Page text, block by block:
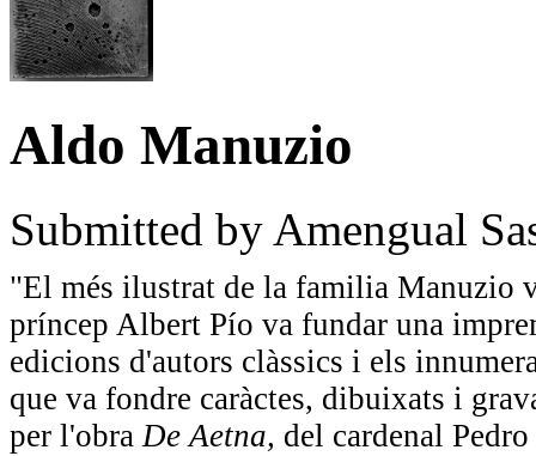
Aldo Manuzio
Submitted by Amengual
"El més ilustrat de la familia Manuzio
príncep Albert Pío va fundar una
edicions d'autors clàssics i els
que va fondre caràctes, dibuixats i
per l'obra De Aetna, del cardenal